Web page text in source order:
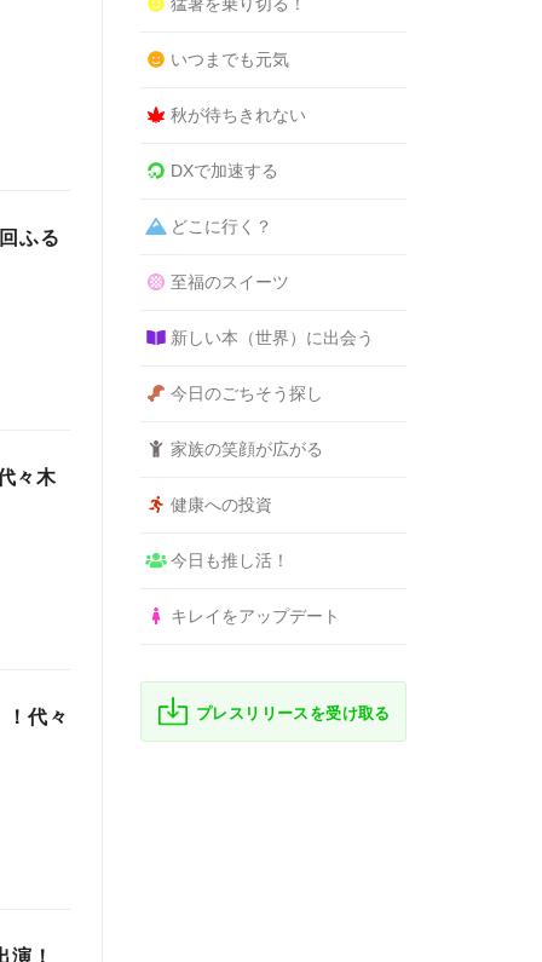
ふる
々木
！代々
！
いつまでも元気
秋が待ちきれない
DXで加速する
どこに行く？
至福のスイーツ
新しい本（世界）に出会う
今日のごちそう探し
家族の笑顔が広がる
健康への投資
今日も推し活！
キレイをアップデート
プレスリリースを受け取る